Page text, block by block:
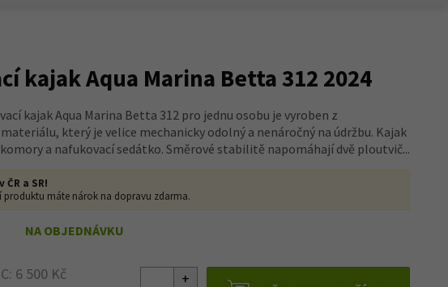
kajak Aqua Marina Betta 312 2024
kajak Aqua Marina Betta 312 pro jednu osobu je vyroben z
který je velice mechanicky odolný a nenáročný na údržbu. Kajak
a nafukovací sedátko. Směrové stabilitě napomáhají dvě ploutvič...
a SR!
produktu máte nárok na dopravu zdarma.
NA OBJEDNÁVKU
6 500 Kč